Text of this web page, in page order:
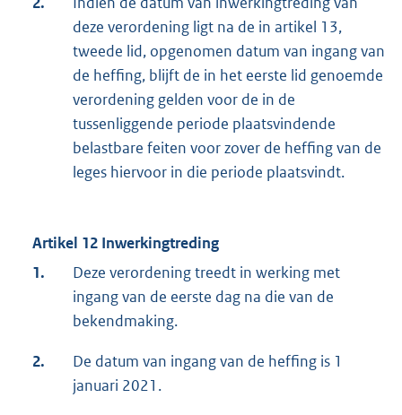
deze verordening ligt na de in artikel 13,
tweede lid, opgenomen datum van ingang van
de heffing, blijft de in het eerste lid genoemde
verordening gelden voor de in de
tussenliggende periode plaatsvindende
belastbare feiten voor zover de heffing van de
leges hiervoor in die periode plaatsvindt.
Artikel 12 Inwerkingtreding
1.
Deze verordening treedt in werking met
ingang van de eerste dag na die van de
bekendmaking.
2.
De datum van ingang van de heffing is 1
januari 2021.